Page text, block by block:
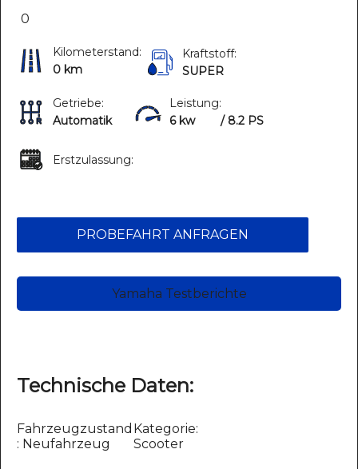
0
Kilometerstand:
0 km
Kraftstoff:
SUPER
Getriebe:
Automatik
Leistung:
6 kw
/ 8.2 PS
Erstzulassung:
PROBEFAHRT ANFRAGEN
Yamaha Testberichte
Technische Daten:
Fahrzeugzustand
: Neufahrzeug
Kategorie:
Scooter